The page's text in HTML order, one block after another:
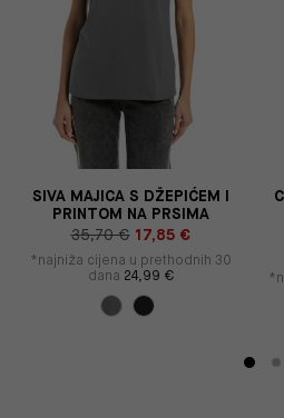
SIVA MAJICA S DŽEPIĆEM I
PRINTOM NA PRSIMA
35,70 € 17,85 €
*najniža cijena u prethodnih 30
dana 24,99 €